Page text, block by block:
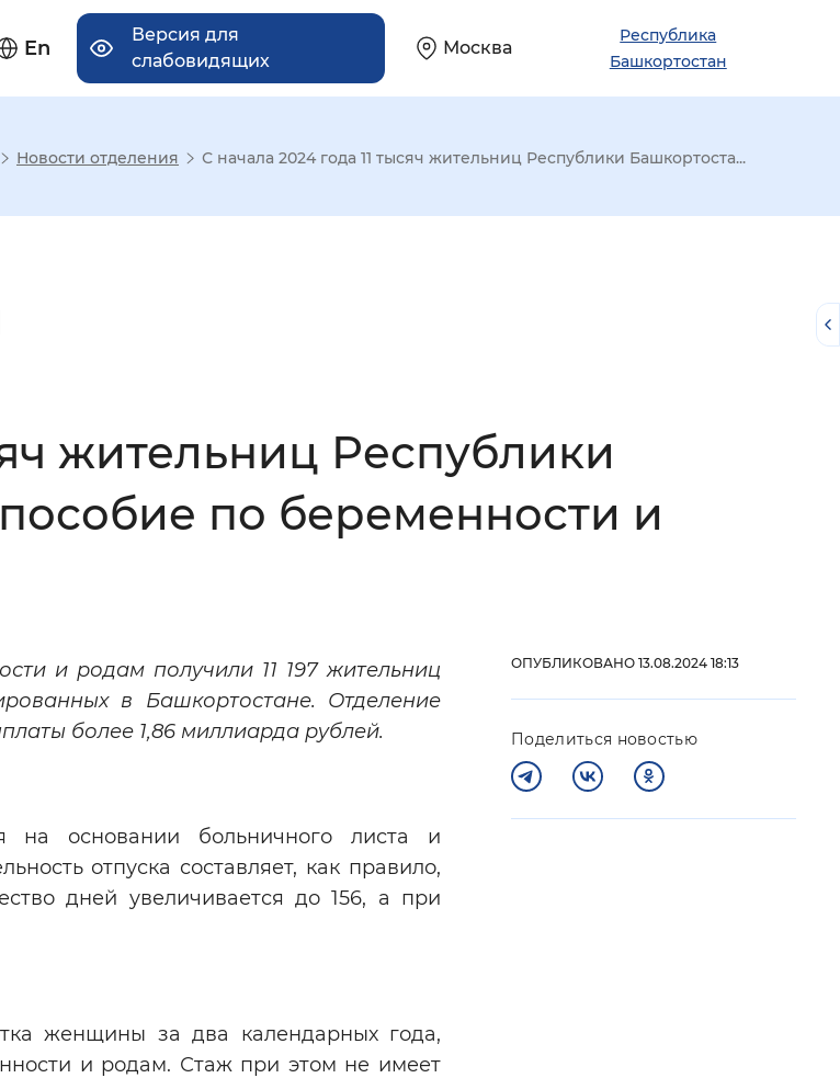
En
Версия для
слабовидящих
Москва
Республика
Башкортостан
Увеличенный Большой
Повторить
Новости отделения С начала 2024 года 11 тысяч жительниц Республики Башкортоста...
жительниц Республики
по беременности и
и родам получили 11 197 жительниц
в Башкортостане. Отделение
более 1,86 миллиарда рублей.
на основании больничного листа и
отпуска составляет, как правило,
дней увеличивается до 156, а при
женщины за два календарных года,
и родам. Стаж при этом не имеет
ОПУБЛИКОВАНО 13.08.2024 18:13
Поделиться новостью